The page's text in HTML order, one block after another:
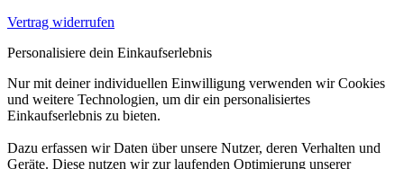
Vertrag widerrufen
Personalisiere dein Einkaufserlebnis
Nur mit deiner individuellen Einwilligung verwenden wir Cookies
und weitere Technologien, um dir ein personalisiertes
Einkaufserlebnis zu bieten.
Dazu erfassen wir Daten über unsere Nutzer, deren Verhalten und
Geräte. Diese nutzen wir zur laufenden Optimierung unserer